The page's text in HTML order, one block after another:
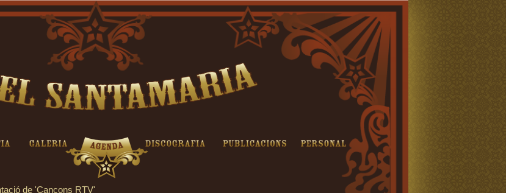
de presentació de 'Cançons RTV'
GaleriaAgenda Discografia Publicacions Personal
de 'Cançons RTV'